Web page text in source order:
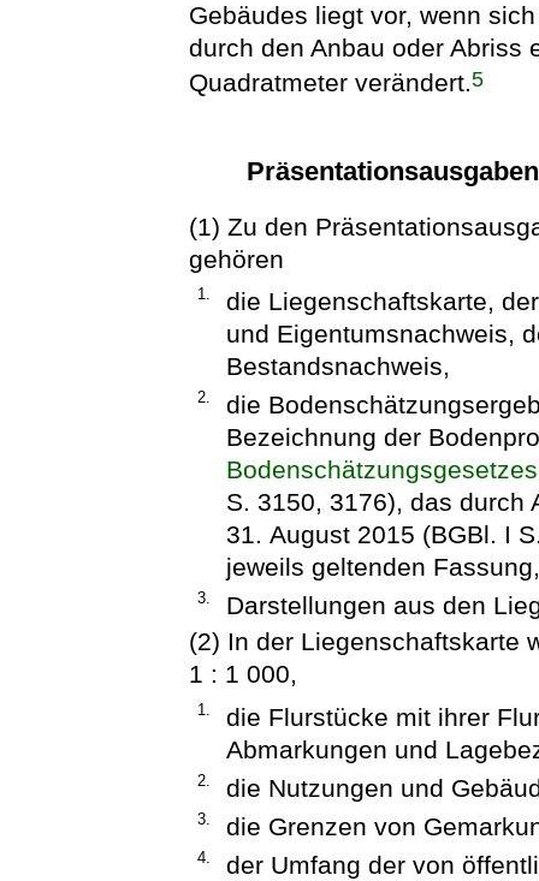
Gebäudes liegt vor, wenn
durch den Anbau oder Abriss
Quadratmeter verändert.5
(1) Zu den
gehören
1.
die Liegenschaftskarte,
und Eigentumsnachweis,
Bestandsnachweis,
2.
die
Bezeichnung der
Bodenschätzungsgesetzes
S. 3150, 3176), das durch
31. August 2015 (BGBl. I
jeweils geltenden
3.
Darstellungen aus den
(2) In der Liegenschaftskarte
1 : 1 000,
1.
die Flurstücke mit ihrer
Abmarkungen und
2. die Nutzungen und
3. die Grenzen von
4.
der Umfang der von